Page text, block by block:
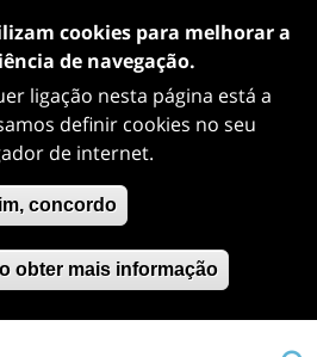
cookies para melhorar a
de navegação.
ligação nesta página está a
definir cookies no seu
de internet.
concordo
obter mais informação